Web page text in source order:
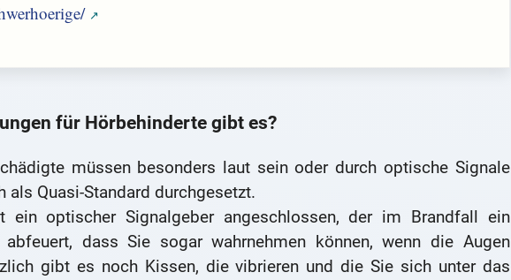
für Hörbehinderte gibt es?
müssen besonders laut sein oder durch optische Signale
als Quasi-Standard durchgesetzt.
ein optischer Signalgeber angeschlossen, der im Brandfall ein
dass Sie sogar wahrnehmen können, wenn die Augen
gibt es noch Kissen, die vibrieren und die Sie sich unter das